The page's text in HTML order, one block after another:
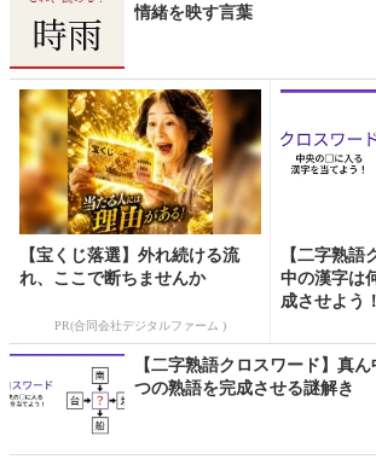
情緒を映す言葉
【宝くじ落選】外れ続ける流
れ、ここで断ちませんか
PR(合同会社デジタルファーム )
【二字熟
中の漢字は
成させよう！
【二字熟語クロスワード】真
つの熟語を完成させる謎解き